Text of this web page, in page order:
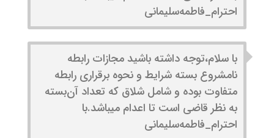
احترام‌_فاطمه‌سلیمانی
با سلام،توجه داشته باشید مجازات رابطه
نامشروع بسته شرایط و نحوه برقراری رابطه
متفاوت بوده و شامل شلاق که تعداد آن‌بسته
به نظر قاضی است تا اعدام‌ میباشد.با
احترام‌_فاطمه‌سلیمانی